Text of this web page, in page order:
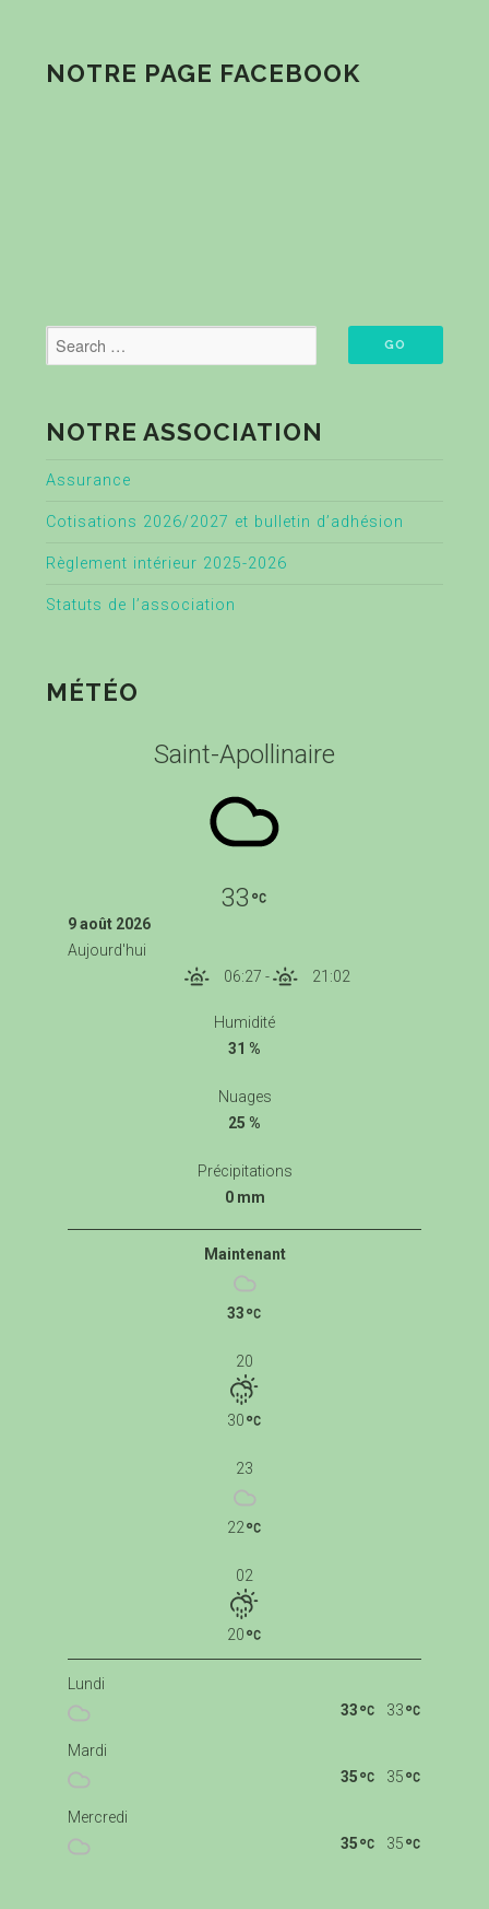
NOTRE PAGE FACEBOOK
NOTRE ASSOCIATION
Assurance
Cotisations 2026/2027 et bulletin d’adhésion
Règlement intérieur 2025-2026
Statuts de l’association
MÉTÉO
Saint-Apollinaire
33
9 août 2026
Aujourd'hui
06:27 - 21:02
Humidité
31 %
Nuages
25 %
Précipitations
0 mm
Maintenant
33
20
30
23
22
02
20
Lundi
33
33
Mardi
35
35
Mercredi
35
35